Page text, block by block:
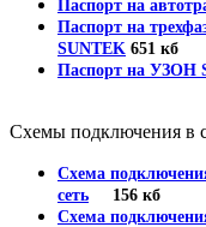
Паспорт на
Паспорт на
SUNTEK 651 кб
Паспорт на УЗОН
Схемы подключения в
Схема
сеть 156 кб
Схема